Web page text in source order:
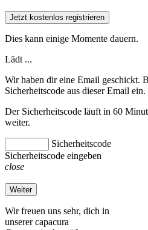
Jetzt kostenlos registrieren
Dies kann einige Momente dauern.
Lädt ...
Wir haben dir eine Email geschickt.
Sicherheitscode aus dieser Email ein.
Der Sicherheitscode läuft in 60
weiter.
Sicherheitscode
Sicherheitscode eingeben
close
Weiter
Wir freuen uns sehr, dich in
unserer capacura